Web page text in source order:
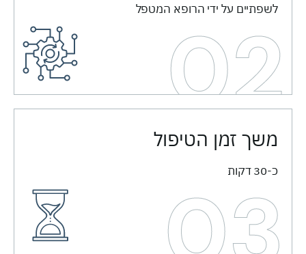
לשפתיים על ידי הרופא המטפל
02
משך זמן הטיפול​
כ-30 דקות